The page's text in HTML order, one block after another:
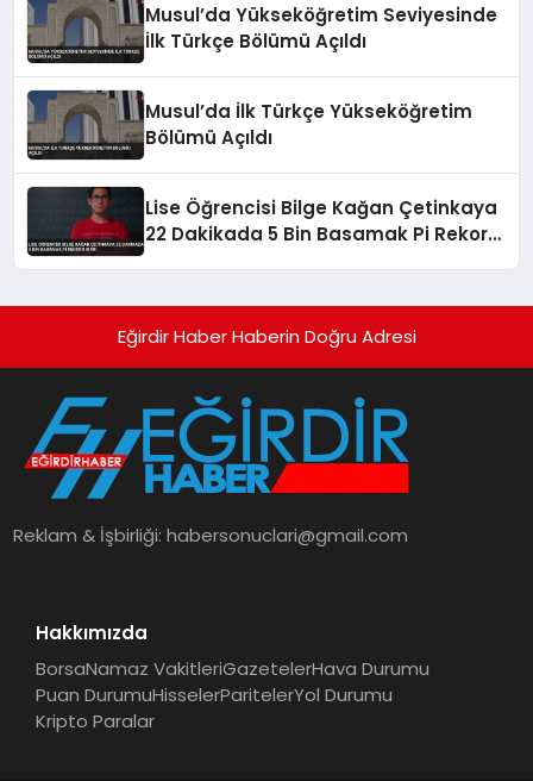
Musul’da Yükseköğretim Seviyesinde
İlk Türkçe Bölümü Açıldı
Musul’da İlk Türkçe Yükseköğretim
Bölümü Açıldı
Lise Öğrencisi Bilge Kağan Çetinkaya
22 Dakikada 5 Bin Basamak Pi Rekoru
Eğirdir Haber Haberin Doğru Adresi
Reklam & İşbirliği:habersonuclari@gmail.com
Hakkımızda
BorsaNamaz VakitleriGazetelerHava Durumu
Puan DurumuHisselerParitelerYol Durumu
Kripto Paralar